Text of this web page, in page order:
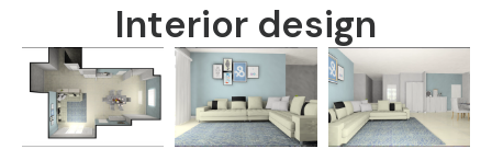
Interior design